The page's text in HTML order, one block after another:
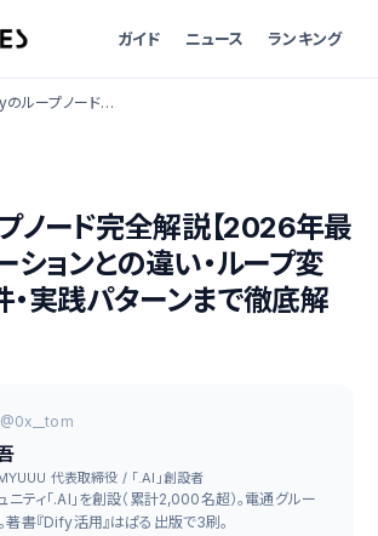
ガイド ニュース ランキング
Difyのループノード完全解説【2026年最新】：イテレーションとの違い・ループ変数・終了条件・実践パターンまで徹底解説
ノード完全解説【2026年最
ションとの違い・ループ変
・実践パターンまで徹底解
@0x__tom
代表取締役 / 「.AI」創設者
ティ「.AI」を創設（累計2,000名超）。電通グルー
書『Dify活用』はぱる出版で3刷。